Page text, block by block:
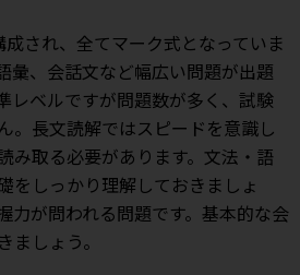
され、全てマーク式となっていま
彙、会話文など幅広い問題が出題
レベルですが問題数が多く、試験
。長文読解ではスピードを意識し
み取る必要があります。文法・語
をしっかり理解しておきましょ
力が問われる問題です。基本的な会
ましょう。